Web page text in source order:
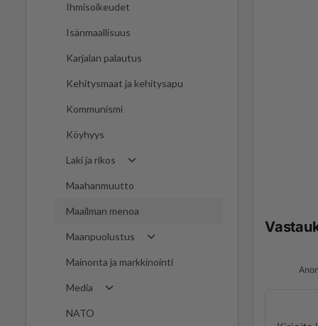
Ihmisoikeudet
Isänmaallisuus
Karjalan palautus
Kehitysmaat ja kehitysapu
Kommunismi
Köyhyys
Laki ja rikos
Maahanmuutto
Maailman menoa
Maanpuolustus
Mainonta ja markkinointi
Media
NATO